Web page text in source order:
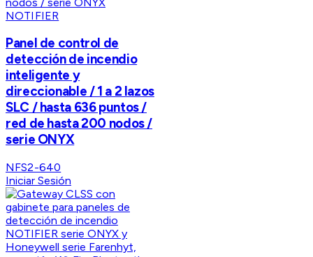
NOTIFIER
Panel de control de
detección de incendio
inteligente y
direccionable / 1 a 2 lazos
SLC / hasta 636 puntos /
red de hasta 200 nodos /
serie ONYX
NFS2-640
Iniciar Sesión